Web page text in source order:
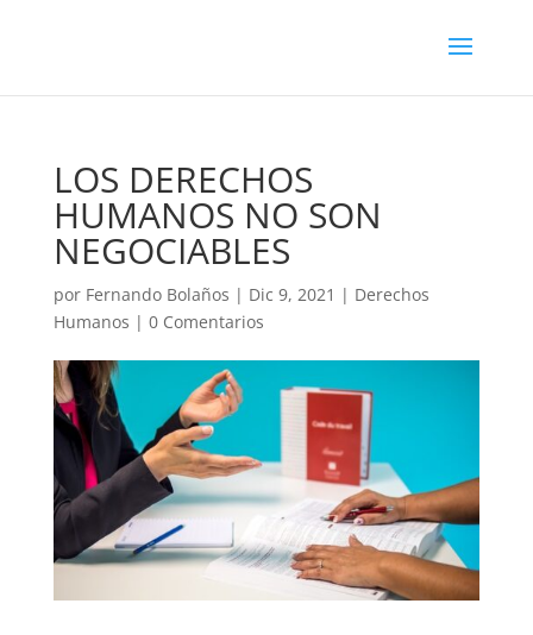
LOS DERECHOS
HUMANOS NO SON
NEGOCIABLES
por Fernando Bolaños | Dic 9, 2021 | Derechos
Humanos | 0 Comentarios